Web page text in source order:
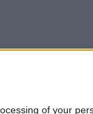
of your
galima
taškas